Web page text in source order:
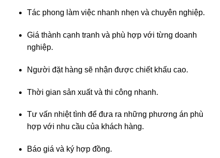
Tác phong làm việc nhanh nhẹn và chuyên nghiệp.
Giá thành cạnh tranh và phù hợp với từng doanh
nghiệp.
Người đặt hàng sẽ nhận được chiết khấu cao.
Thời gian sản xuất và thi công nhanh.
Tư vấn nhiệt tình để đưa ra những phương án phù
hợp với nhu cầu của khách hàng.
Báo giá và ký hợp đồng.